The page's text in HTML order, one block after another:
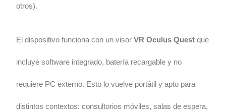
otros).
El dispositivo funciona con un visorVR Oculus Quest que
incluye software integrado, batería recargable y no
requiere PC externo. Esto lo vuelve portátil y apto para
distintos contextos: consultorios móviles, salas de espera,